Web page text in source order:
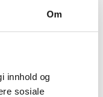
Om
innhold og
sosiale
i
fossil
at den
eller